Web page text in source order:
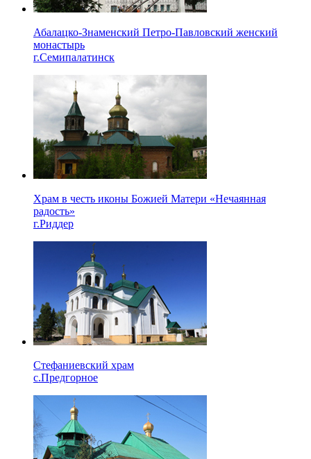
Абалацко-Знаменский Петро-Павловский женский
монастырь
г.Семипалатинск
Храм в честь иконы Божией Матери «Нечаянная
радость»
г.Риддер
Стефаниевский храм
с.Предгорное